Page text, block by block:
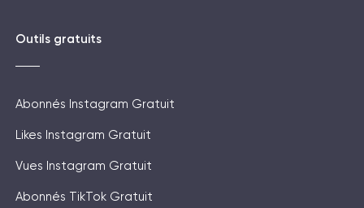
Outils gratuits
Abonnés Instagram Gratuit
Likes Instagram Gratuit
Vues Instagram Gratuit
Abonnés TikTok Gratuit